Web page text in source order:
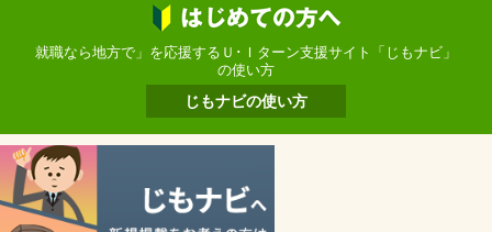
就職なら地方で」を応援するＵ･Ｉターン支援サイト「じもナビ」
の使い方
じもナビの使い方